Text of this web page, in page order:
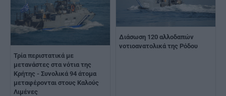
Τρία περιστατικά με
μετανάστες στα νότια της
Κρήτης - Συνολικά 94 άτομα
μεταφέρονται στους Καλούς
Λιμένες
Διάσωση 120 αλλοδαπών
νοτιοανατολικά της Ρόδου